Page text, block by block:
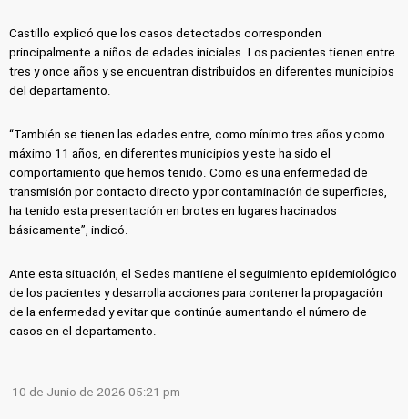
Castillo explicó que los casos detectados corresponden
principalmente a niños de edades iniciales. Los pacientes tienen entre
tres y once años y se encuentran distribuidos en diferentes municipios
del departamento.
“También se tienen las edades entre, como mínimo tres años y como
máximo 11 años, en diferentes municipios y este ha sido el
comportamiento que hemos tenido. Como es una enfermedad de
transmisión por contacto directo y por contaminación de superficies,
ha tenido esta presentación en brotes en lugares hacinados
básicamente”, indicó.
Ante esta situación, el Sedes mantiene el seguimiento epidemiológico
de los pacientes y desarrolla acciones para contener la propagación
de la enfermedad y evitar que continúe aumentando el número de
casos en el departamento.
10 de Junio de 2026 05:21 pm